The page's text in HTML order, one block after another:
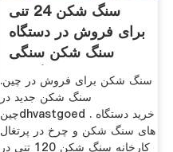
سنگ شکن 24 تنی
برای فروش در دستگاه
سنگ شکن سنگی
انگلیس
سنگ شکن برای فروش در چین.
سنگ شکن جدید در
چینdhvastgoed . خرید دستگاه
های سنگ شکن و چرخ در پرتغال
کارخانه سنگ شکن 120 تنی در